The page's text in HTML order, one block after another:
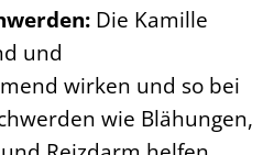
Die Kamille
und
wirken und so bei
wie Blähungen,